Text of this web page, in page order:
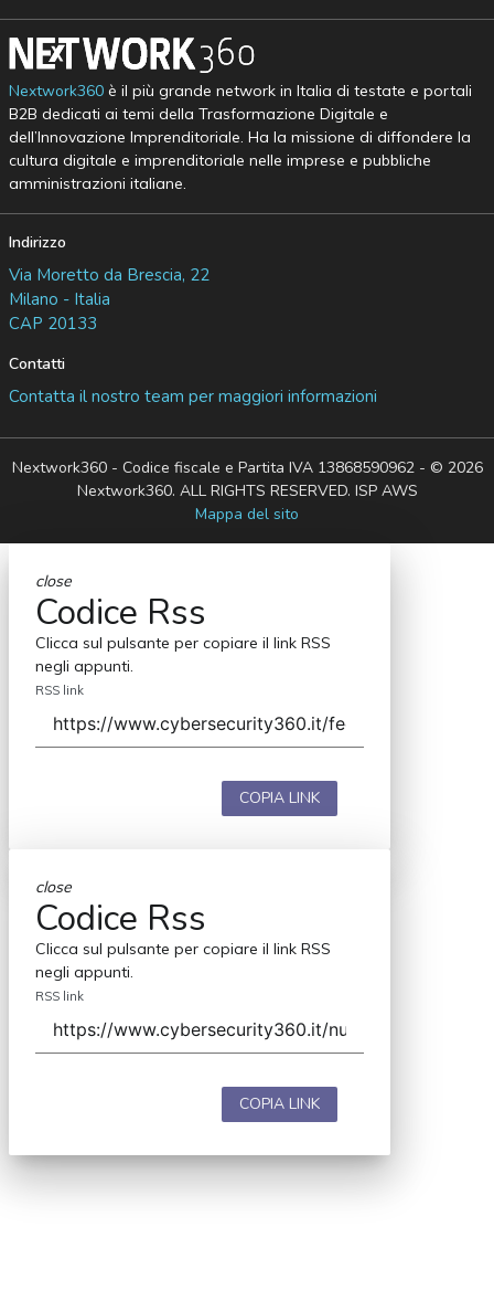
Nextwork360è il più grande network in Italia di testate e portali
B2B dedicati ai temi della Trasformazione Digitale e
dell’Innovazione Imprenditoriale. Ha la missione di diffondere la
cultura digitale e imprenditoriale nelle imprese e pubbliche
amministrazioni italiane.
Indirizzo
Via Moretto da Brescia, 22
Milano - Italia
CAP 20133
Contatti
Contatta il nostro team per maggiori informazioni
Nextwork360 - Codice fiscale e Partita IVA 13868590962 - © 2026
Nextwork360. ALL RIGHTS RESERVED. ISP AWS
Mappa del sito
close
Codice Rss
Clicca sul pulsante per copiare il link RSS
negli appunti.
RSS link
COPIA LINK
close
Codice Rss
Clicca sul pulsante per copiare il link RSS
negli appunti.
RSS link
COPIA LINK